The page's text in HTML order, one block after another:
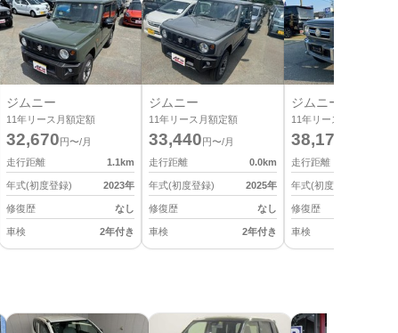
ジムニー
11年リース月額定額
32,670 円〜/月
走行距離
1.1km
年式(初度登録) 2023年
修復歴 なし
車検 2年付き
ジムニー
11年リース月額定額
33,440 円〜/月
走行距離
0.0km
年式(初度登録) 2025年
修復歴 なし
車検 2年付き
ジムニー
11年リース月額定額
38,170
走行距離
年式(初度登録)
修復歴
車検